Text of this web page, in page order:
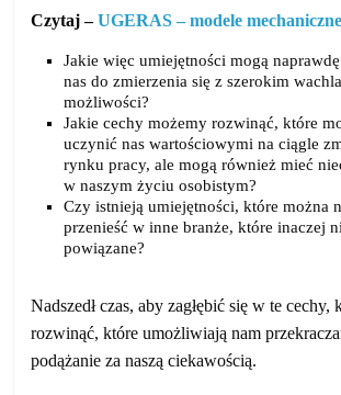
Czytaj –UGERAS – modele
Jakie więc umiejętności mogą
nas do zmierzenia się z szerokim
możliwości?
Jakie cechy możemy rozwinąć, które
uczynić nas wartościowymi na ciągle
rynku pracy, ale mogą również mieć
w naszym życiu osobistym?
Czy istnieją umiejętności, które można
przenieść w inne branże, które inaczej
powiązane?
Nadszedł czas, aby zagłębić się w te cechy,
rozwinąć, które umożliwiają nam
podążanie za naszą ciekawością.